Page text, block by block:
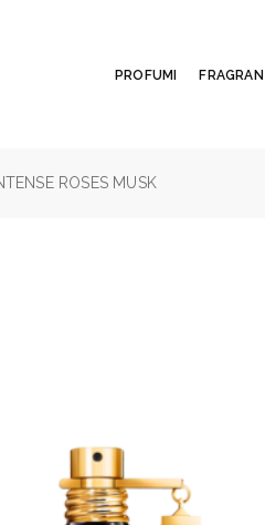
PROFUMI
ROSES MUSK